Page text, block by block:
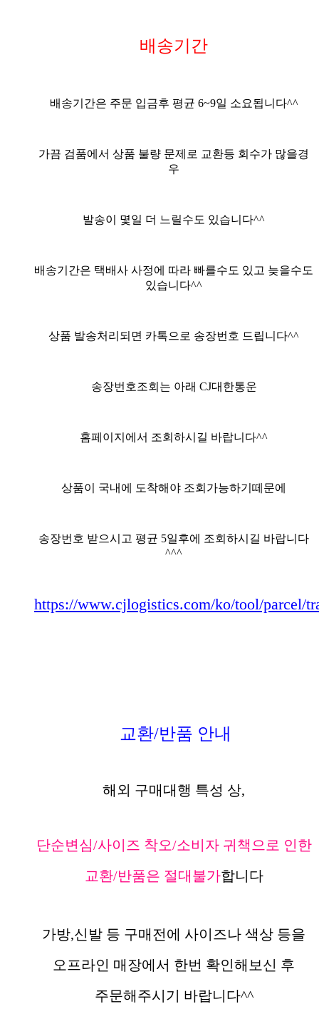
배송기간
배송기간은 주문 입금후 평균 6~9일 소요됩니다^^
가끔 검품에서 상품 불량 문제로 교환등 회수가 많을경
우
발송이 몇일 더 느릴수도 있습니다^^
배송기간은 택배사 사정에 따라 빠를수도 있고 늦을수도
있습니다^^
상품 발송처리되면 카톡으로 송장번호 드립니다^^
송장번호조회는 아래 CJ대한통운
홈페이지에서 조회하시길 바랍니다^^
상품이 국내에 도착해야 조회가능하기떼문에
송장번호 받으시고 평균 5일후에 조회하시길 바랍니다
^^^
https://www.cjlogistics.com/ko/tool/parcel/
교환/반품 안내
해외 구매대행 특성 상,
단순변심/사이즈 착오/소비자 귀책으로 인한
교환/반품은 절대불가합니다
가방,신발 등 구매전에 사이즈나 색상 등을
오프라인 매장에서 한번 확인해보신 후
주문해주시기 바랍니다^^